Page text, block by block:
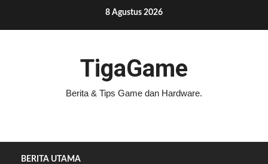
content
8 Agustus 2026
TigaGame
Berita & Tips Game dan Hardware.
BERITA UTAMA